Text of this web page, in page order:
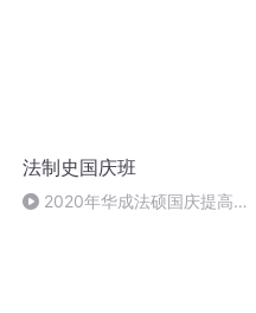
法制史国庆班
2020年华成法硕国庆提高班